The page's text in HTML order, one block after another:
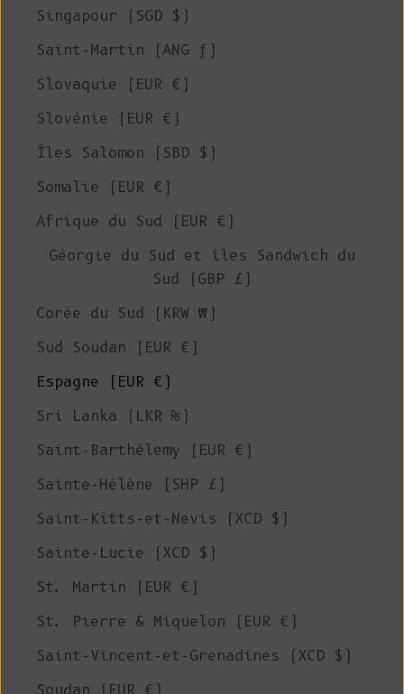
Singapour (SGD $)
Saint-Martin (ANG ƒ)
Slovaquie (EUR €)
Slovénie (EUR €)
Îles Salomon (SBD $)
Somalie (EUR €)
Afrique du Sud (EUR €)
Géorgie du Sud et îles Sandwich du
Sud (GBP £)
Corée du Sud (KRW ₩)
Sud Soudan (EUR €)
Espagne (EUR €)
Sri Lanka (LKR ₨)
Saint-Barthélemy (EUR €)
Sainte-Hélène (SHP £)
Saint-Kitts-et-Nevis (XCD $)
Sainte-Lucie (XCD $)
St. Martin (EUR €)
St. Pierre & Miquelon (EUR €)
Saint-Vincent-et-Grenadines (XCD $)
Soudan (EUR €)